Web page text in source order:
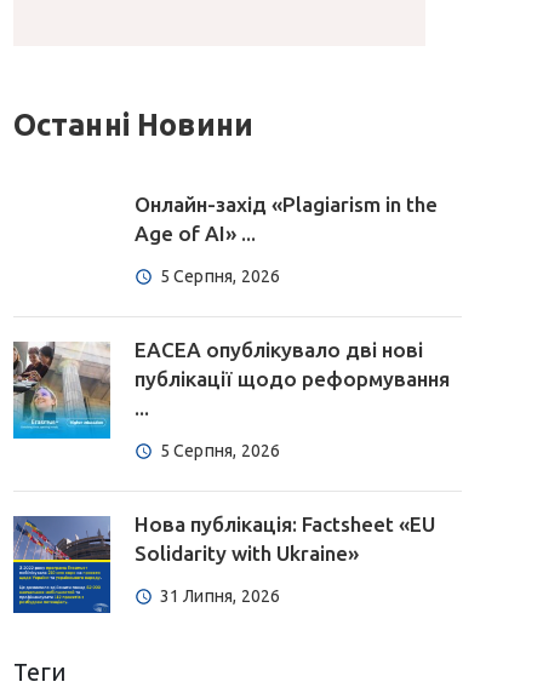
Останні Новини
Онлайн-захід «Plagiarism in the
Age of AI» ...
5 Серпня, 2026
EACEA опублікувало дві нові
публікації щодо реформування
...
5 Серпня, 2026
Нова публікація: Factsheet «EU
Solidarity with Ukraine»
31 Липня, 2026
Теги